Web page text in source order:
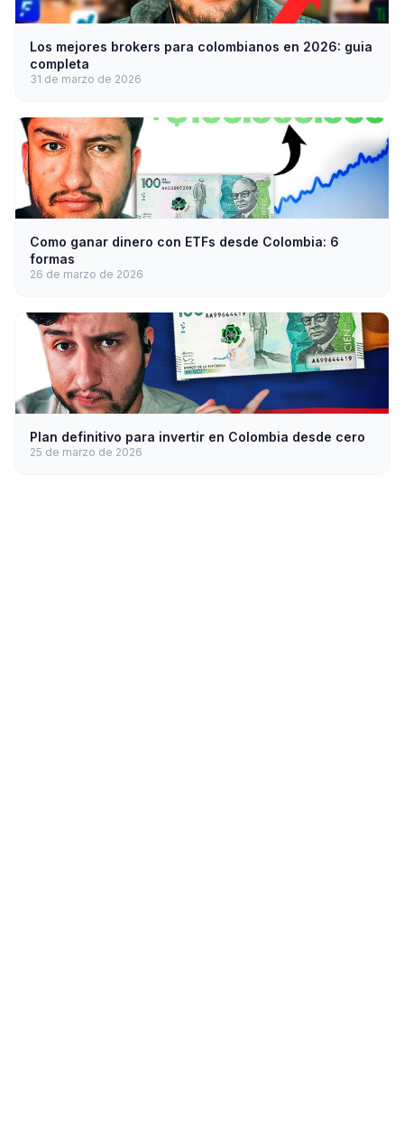
Los mejores brokers para colombianos en 2026: guia
completa
31 de marzo de 2026
Como ganar dinero con ETFs desde Colombia: 6
formas
26 de marzo de 2026
Plan definitivo para invertir en Colombia desde cero
25 de marzo de 2026